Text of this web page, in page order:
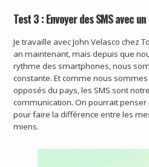
Test 3 : Envoyer des SMS avec
Je travaille avec John Velasco chez
an maintenant, mais depuis que
rythme des smartphones, nous
constante. Et comme nous
opposés du pays, les SMS sont
communication. On pourrait penser
pour faire la différence entre les
miens.